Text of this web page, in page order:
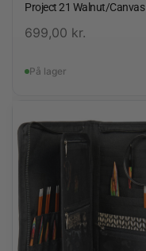
Project 21 Walnut/Canvas
699,00 kr.
På lager